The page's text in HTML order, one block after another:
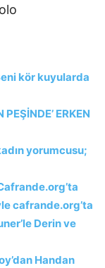
kör kuyularda
ERKEN
yorumcusu;
cafrande.org’ta
Derin ve
Handan